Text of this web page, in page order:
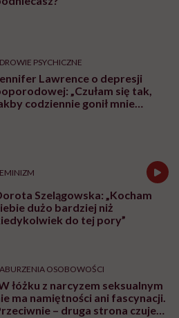
emocjonalnych,
psychicznego. W tym